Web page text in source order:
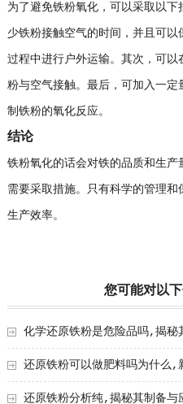
为了避免铁粉氧化，可以采取以
少铁粉接触空气的时间，并且可
过程中进行户外运输。其次，可
粉与空气接触。最后，可加入一
制铁粉的氧化反应。
结论
铁粉氧化的话会对铁的品质和生
需要采取措施。只有科学的管理
生产效率。
您可能对以
化学还原铁粉是危险品吗,揭秘
法
还原铁粉可以做肥料吗为什么,
优势
还原铁粉分析纯,揭秘其制备与